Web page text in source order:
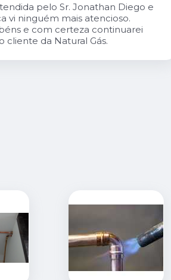
pelo Sr. Jonathan Diego e
vi ninguém mais atencioso.
e com certeza continuarei
cliente da Natural Gás.